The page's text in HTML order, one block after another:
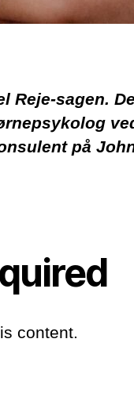
Reje-sagen.
på
content.